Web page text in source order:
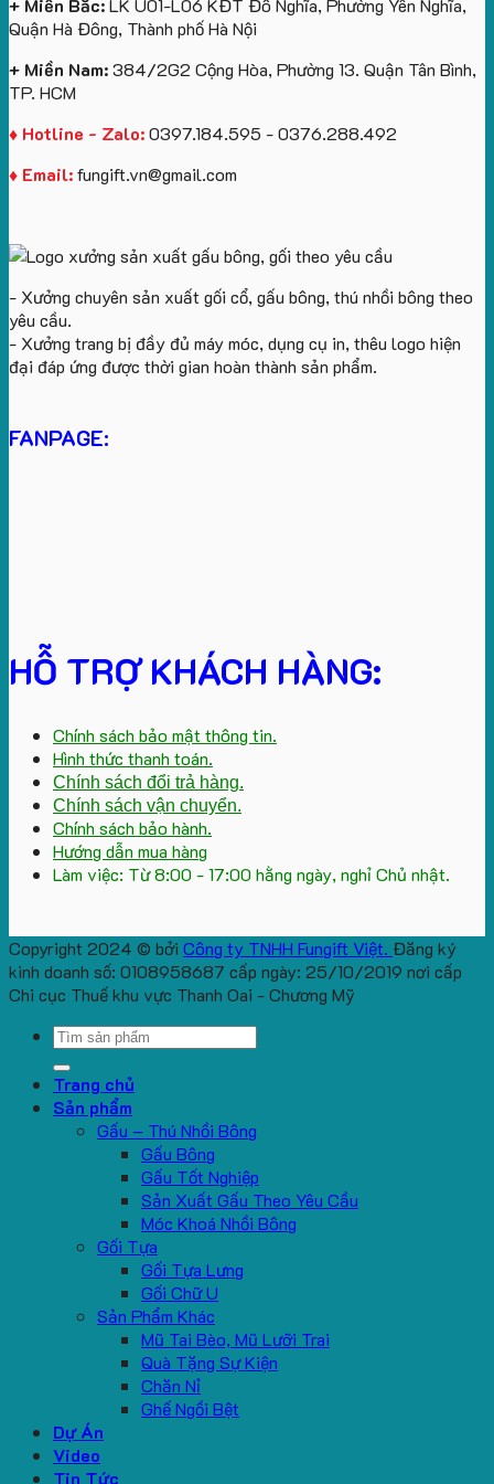
tặng
U
Logo
+ Miền Bắc:LK U01-L06 KĐT Đô Nghĩa, Phường Yên Nghĩa,
Quận Hà Đông, Thành phố Hà Nội
+ Miền Nam:384/2G2 Cộng Hòa, Phường 13. Quận Tân Bình,
TP. HCM
♦ Hotline - Zalo:0397.184.595 - 0376.288.492
♦ Email:fungift.vn@gmail.com
- Xưởng chuyên sản xuất gối cổ, gấu bông, thú nhồi bông theo
yêu cầu.
- Xưởng trang bị đầy đủ máy móc, dụng cụ in, thêu logo hiện
đại đáp ứng được thời gian hoàn thành sản phẩm.
FANPAGE:
HỖ TRỢ KHÁCH HÀNG:
Chính sách bảo mật thông tin.
Hình thức thanh toán.
Chính sách đổi trả hàng.
Chính sách vận chuyển.
Chính sách bảo hành.
Hướng dẫn mua hàng
Làm việc: Từ 8:00 - 17:00 hằng ngày, nghỉ Chủ nhật.
Copyright 2024 © bởi Công ty TNHH Fungift Việt. Đăng ký
kinh doanh số: 0108958687 cấp ngày: 25/10/2019 nơi cấp
Chi cục Thuế khu vực Thanh Oai - Chương Mỹ
Search
Trang chủ
Sản phẩm
Gấu – Thú Nhồi Bông
Gấu Bông
Gấu Tốt Nghiệp
Sản Xuất Gấu Theo Yêu Cầu
Móc Khoá Nhồi Bông
Gối Tựa
Gối Tựa Lưng
Gối Chữ U
Sản Phẩm Khác
Mũ Tai Bèo, Mũ Lưỡi Trai
Quà Tặng Sự Kiện
Chăn Nỉ
Ghế Ngồi Bệt
Dự Án
Video
Tin Tức